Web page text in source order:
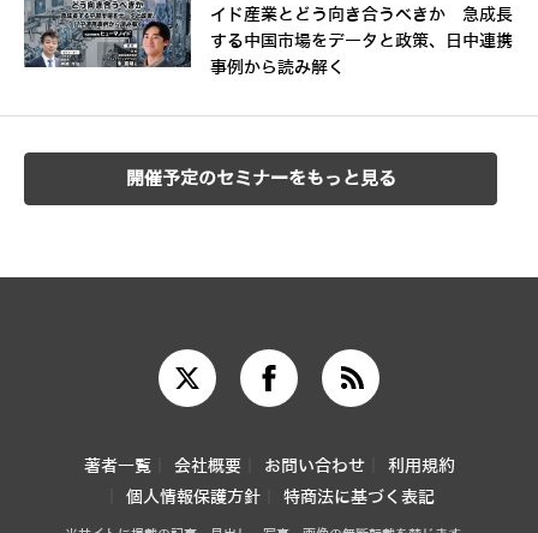
イド産業とどう向き合うべきか 急成長
する中国市場をデータと政策、日中連携
事例から読み解く
開催予定のセミナーをもっと見る
著者一覧 会社概要 お問い合わせ
利用規約
個人情報保護方針
特商法に基づく表記